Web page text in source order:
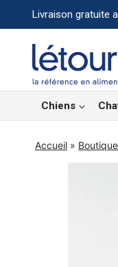
au
contenu
Livraison gratuite
Chiens
Accueil » Boutique